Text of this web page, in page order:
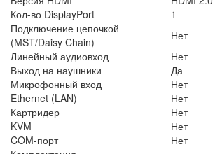
Кол-во DisplayPort
1
Подключение цепочкой
(MST/Daisy Chain)
Нет
Линейный аудиовход
Нет
Выход на наушники
Да
Микрофонный вход
Нет
Ethernet (LAN)
Нет
Картридер
Нет
KVM
Нет
COM-порт
Нет